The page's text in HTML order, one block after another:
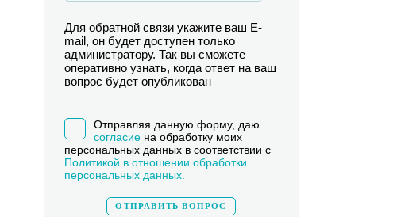
Для обратной связи укажите ваш E-
mail, он будет доступен только
администратору. Так вы сможете
оперативно узнать, когда ответ на ваш
вопрос будет опубликован
Отправляя данную форму, даю
согласиена обработку моих
персональных данных в соответствии с
Политикой в отношении обработки
персональных данных.